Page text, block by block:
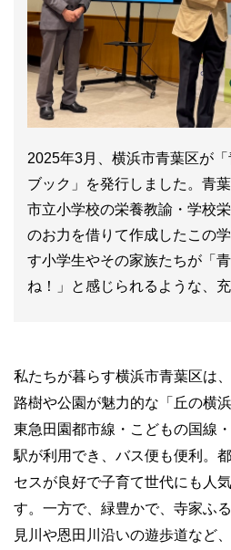
2025年3月、横浜市青葉区が
ブック」を発行しました。青
市立小学校の栄養教諭・学校
のお力を借りて作成したこの
す小学生やその家族たちが「
ね！」と感じられるような、
私たちが暮らす横浜市青葉区は
路樹や公園が魅力的な「丘の横
東急田園都市線・こどもの国線
駅が利用でき、バス便も便利。
セスが良好で子育て世代にも人
す。一方で、緑豊かで、寺家ふ
見川や恩田川沿いの遊歩道など